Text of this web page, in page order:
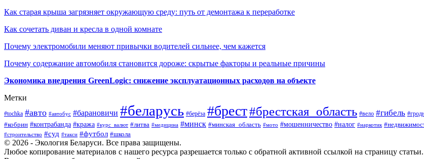
Как старая крыша загрязняет окружающую среду: путь от демонтажа к переработке
Как сочетать диван и кресла в одной комнате
Почему электромобили меняют привычки водителей сильнее, чем кажется
Почему содержание автомобиля становится дороже: скрытые факторы и реальные причины
Экономика внедрения GreenLogic: снижение эксплуатационных расходов на объекте
Метки
#tochka #авто #автобус #барановичи #беларусь #берёза #брест#брестская_область #вело #гибель
#кобрин #контрабанда #кража #курс_валют #литва #медицина #минск #минская_область #мото #мошенничество #налог #наркотик
#строительство #суд #такси #футбол #школа
© 2026 - Экология Беларуси. Все права защищены.
Любое копирование материалов с нашего ресурса разрешается только с обратной активной ссылкой на страницу статьи.